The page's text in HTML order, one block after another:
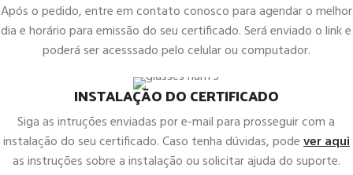
Após o pedido, entre em contato conosco para agendar o melhor
dia e horário para emissão do seu certificado. Será enviado o link e
poderá ser acesssado pelo celular ou computador.
INSTALAÇÃO DO CERTIFICADO
Siga as intruções enviadas por e-mail para prosseguir com a
instalação do seu certificado. Caso tenha dúvidas, podever aqui
as instruções sobre a instalação ou solicitar ajuda do suporte.